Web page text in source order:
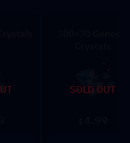
SOLD OUT